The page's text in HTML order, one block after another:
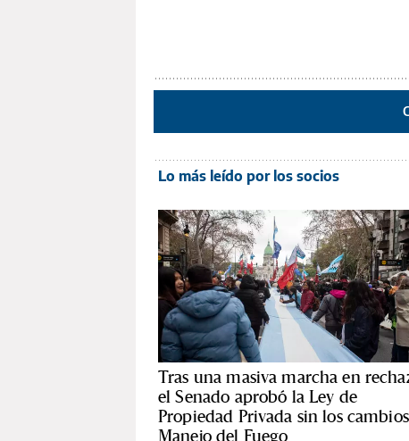
Lo más leído por los socios
Tras una masiva marcha en
el Senado aprobó la Ley de
Propiedad Privada sin los
Manejo del Fuego